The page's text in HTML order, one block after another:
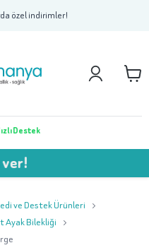
özel indirimler!
3
Destek
ve Destek Ürünleri
Ayak Bilekliği